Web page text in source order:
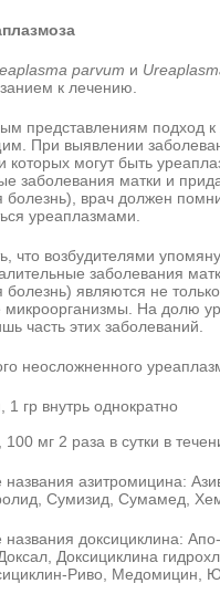
parvum и
к лечению.
представлениям подход
При выявлении
которых могут быть
заболевания матки и
болезнь), врач должен
уреаплазмами.
что возбудителями
заболевания
болезнь) являются не
микроорганизмы. На долю
часть этих заболеваний.
неосложненного
1 гр внутрь однократно
мг 2 раза в сутки в
азитромицина:
Сумизид, Сумамед,
доксициклина: Апо-
Доксициклина
Риво, Медомицин,